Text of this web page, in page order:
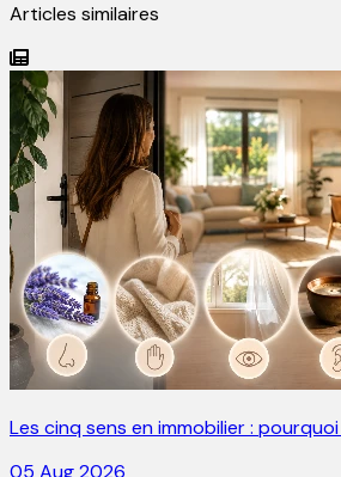
Articles similaires
Les cinq sens en immobilier :
05 Aug 2026